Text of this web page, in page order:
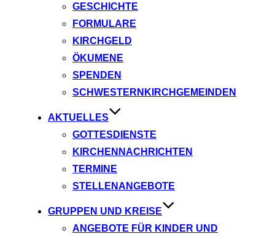
GESCHICHTE
FORMULARE
KIRCHGELD
ÖKUMENE
SPENDEN
SCHWESTERNKIRCHGEMEINDEN
AKTUELLES
GOTTESDIENSTE
KIRCHENNACHRICHTEN
TERMINE
STELLENANGEBOTE
GRUPPEN UND KREISE
ANGEBOTE FÜR KINDER UND